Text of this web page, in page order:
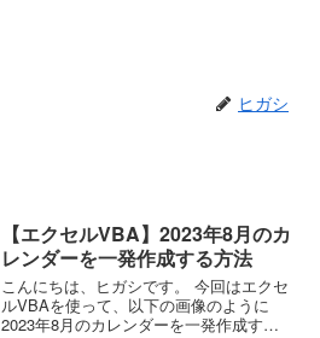
ヒガシ
【エクセルVBA】2023年8月のカ
レンダーを一発作成する方法
こんにちは、ヒガシです。 今回はエクセ
ルVBAを使って、以下の画像のように
2023年8月のカレンダーを一発作成する